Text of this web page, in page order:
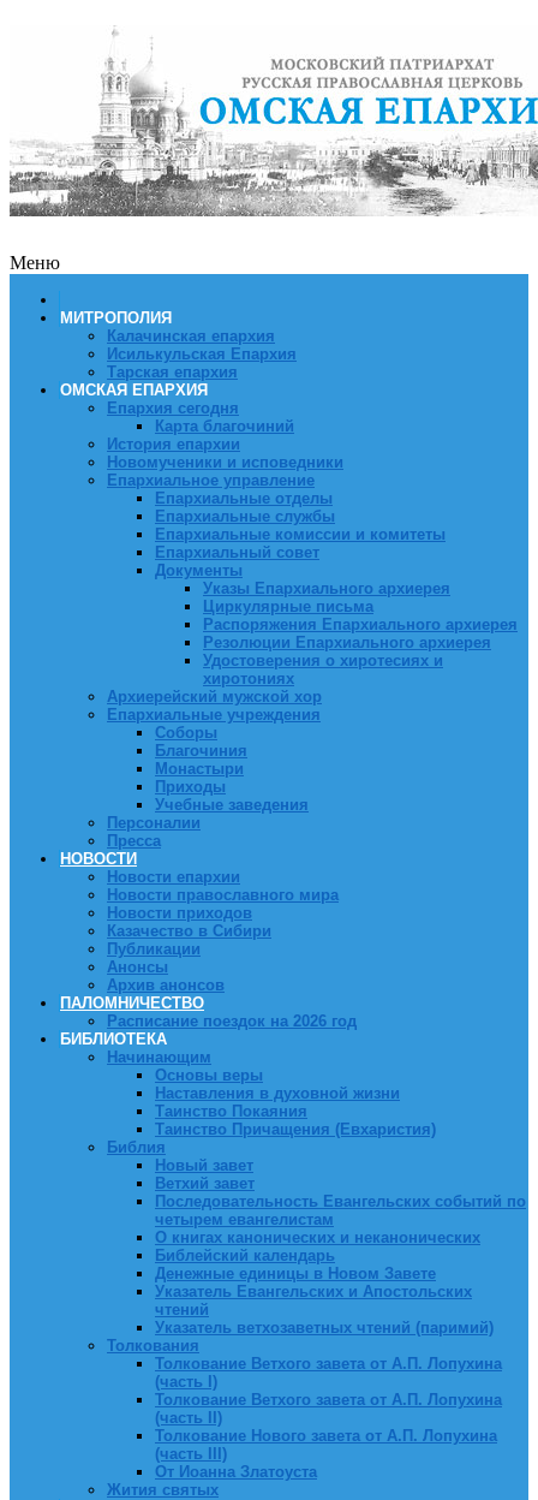
Меню
МИТРОПОЛИЯ
Калачинская епархия
Исилькульская Епархия
Тарская епархия
ОМСКАЯ ЕПАРХИЯ
Епархия сегодня
Карта благочиний
История епархии
Новомученики и исповедники
Епархиальное управление
Епархиальные отделы
Епархиальные службы
Епархиальные комиссии и комитеты
Епархиальный совет
Документы
Указы Епархиального архиерея
Циркулярные письма
Распоряжения Епархиального архиерея
Резолюции Епархиального архиерея
Удостоверения о хиротесиях и
хиротониях
Архиерейский мужской хор
Епархиальные учреждения
Соборы
Благочиния
Монастыри
Приходы
Учебные заведения
Персоналии
Пресса
НОВОСТИ
Новости епархии
Новости православного мира
Новости приходов
Казачество в Сибири
Публикации
Анонсы
Архив анонсов
ПАЛОМНИЧЕСТВО
Расписание поездок на 2026 год
БИБЛИОТЕКА
Начинающим
Основы веры
Наставления в духовной жизни
Таинство Покаяния
Таинство Причащения (Евхаристия)
Библия
Новый завет
Ветхий завет
Последовательность Евангельских событий по
четырем евангелистам
О книгах канонических и неканонических
Библейский календарь
Денежные единицы в Новом Завете
Указатель Евангельских и Апостольских
чтений
Указатель ветхозаветных чтений (паримий)
Толкования
Толкование Ветхого завета от А.П. Лопухина
(часть I)
Толкование Ветхого завета от А.П. Лопухина
(часть II)
Толкование Нового завета от А.П. Лопухина
(часть III)
От Иоанна Златоуста
Жития святых